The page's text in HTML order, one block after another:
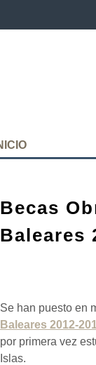
Becas
Baleares
Se han puesto en
Baleares 2012-
por primera vez
Islas.